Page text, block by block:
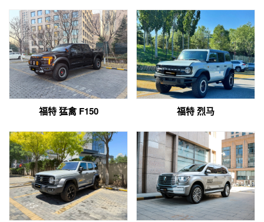
福特 猛禽 F150 福特 烈马